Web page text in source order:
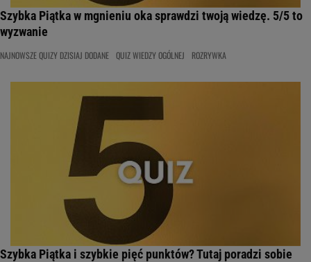
Szybka Piątka w mgnieniu oka sprawdzi twoją wiedzę. 5/5 to
wyzwanie
NAJNOWSZE QUIZY DZISIAJ DODANE QUIZ WIEDZY OGÓLNEJ ROZRYWKA
Szybka Piątka i szybkie pięć punktów? Tutaj poradzi sobie